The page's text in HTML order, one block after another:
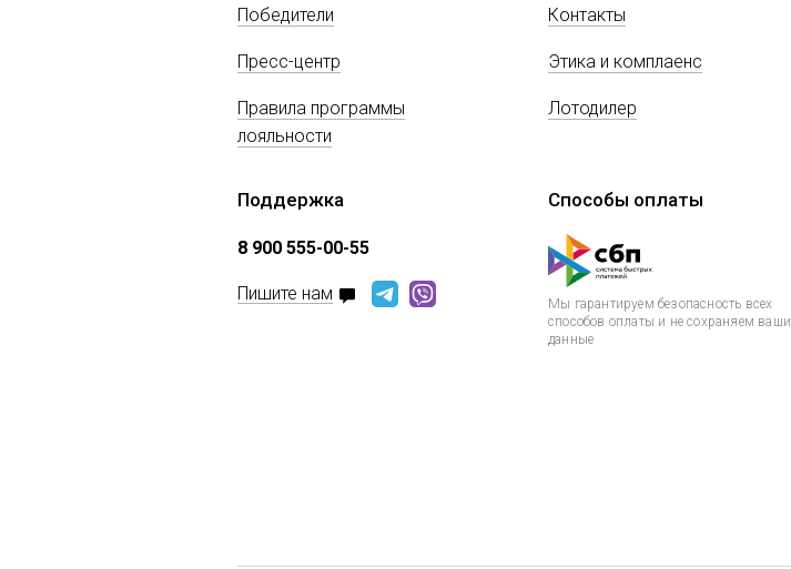
Победители
Пресс-центр
Правила программы
лояльности
Контакты
Этика и комплаенс
Лотодилер
Поддержка
8 900 555-00-55
Пишите нам
Способы оплаты
Мы гарантируем безопасность всех
способов оплаты и не сохраняем ваши
данные